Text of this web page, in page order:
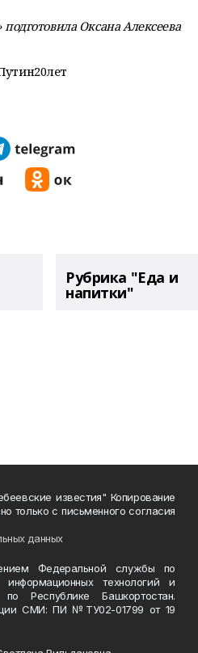
Оксана Алексеева
Рубрика "Еда и
напитки"
известия" Копирование
только с письменного согласия
данных
Федеральной службы по
технологий и
Республике Башкортостан.
СМИ: ПИ №ТУ02-01799 от 19